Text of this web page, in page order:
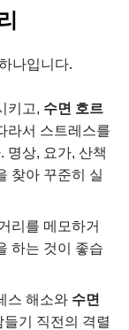
나입니다.
키고, 수면 호르
라서 스트레스를
명상, 요가, 산책
찾아 꾸준히 실
리를 메모하거
하는 것이 좋습
스 해소와 수면
기 직전의 격렬